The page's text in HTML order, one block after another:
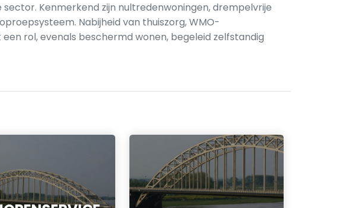
Kenmerkend zijn nultredenwoningen, drempelvrije
Nabijheid van thuiszorg, WMO-
rol, evenals beschermd wonen, begeleid zelfstandig